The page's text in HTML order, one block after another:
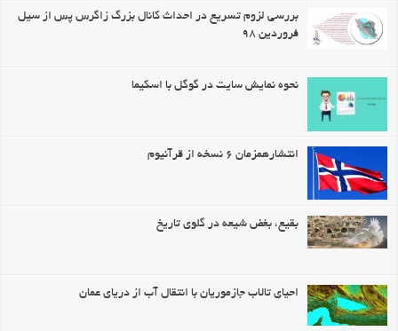
بررسی لزوم تسریع در احداث کانال بزرگ زاگرس پس از سیل
فروردین ۹۸
نحوه نمایش سایت در گوگل با اسکیما
انتشارهمزمان ۶ نسخه از قرآنیوم
بقیع، بغض شیعه در گلوی تاریخ
احیای تالاب جازموریان با انتقال آب از دریای عمان